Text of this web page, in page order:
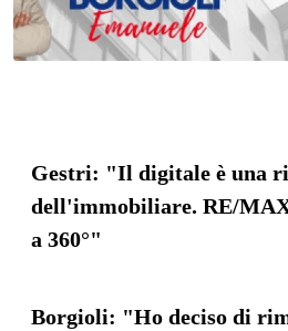
Gestri: "Il digitale è una
dell'immobiliare. RE/
a 360°"
Borgioli: "Ho deciso di